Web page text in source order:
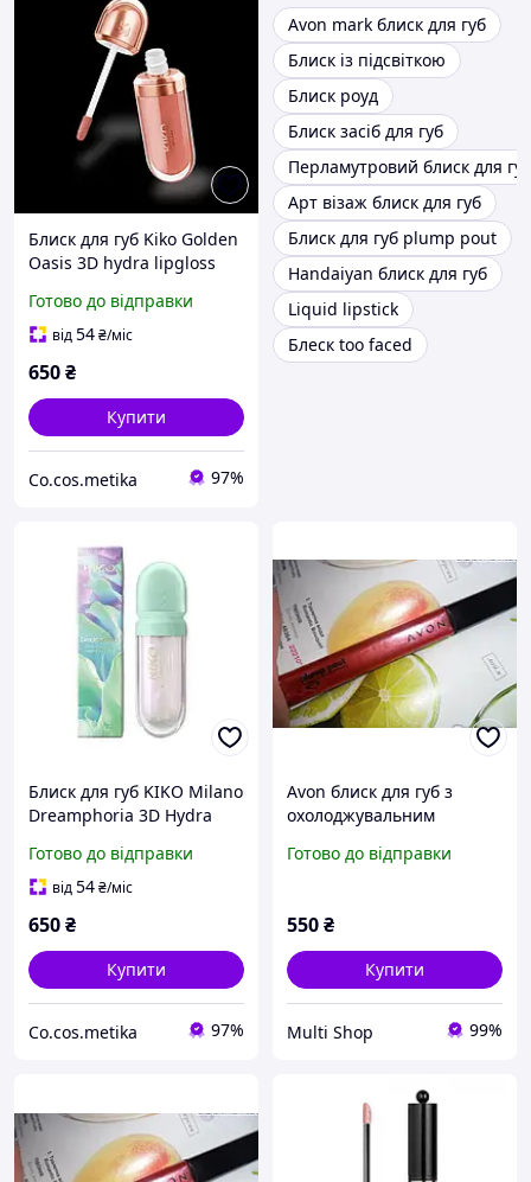
Блиск для губ Kiko Golden
Oasis 3D hydra lipgloss
Готово до відправки
від54₴/міс
650₴
Купити
Co.cos.metika 97%
Avon mark блиск для губ
Блиск із підсвіткою
Блиск роуд
Блиск засіб для губ
Перламутровий блиск для губ
Арт візаж блиск для губ
Блиск для губ plump pout
Handaiyan блиск для губ
Liquid lipstick
Блеск too faced
Блиск для губ KIKO Milano
Dreamphoria 3D Hydra
Готово до відправки
від54₴/міс
650₴
Купити
Co.cos.metika 97%
Avon блиск для губ з
охолоджувальним
об'єму, відтінок Rose
Готово до відправки
550₴
Купити
Multi Shop 99%